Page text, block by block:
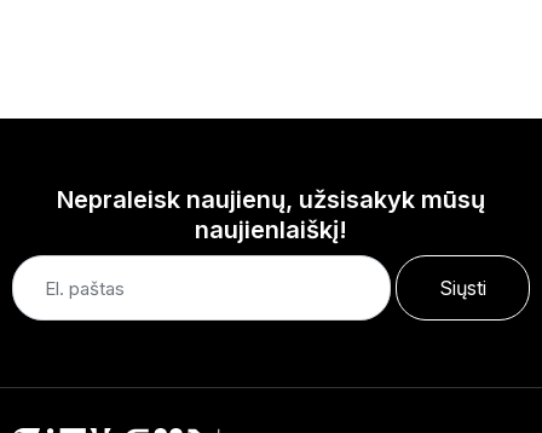
Nepraleisk naujienų, užsisakyk mūsų
naujienlaiškį!
Siųsti